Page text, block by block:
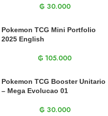
₲ 30.000
Pokemon TCG Mini Portfolio
2025 English
₲ 105.000
Pokemon TCG Booster Unitario
– Mega Evolucao 01
₲ 30.000